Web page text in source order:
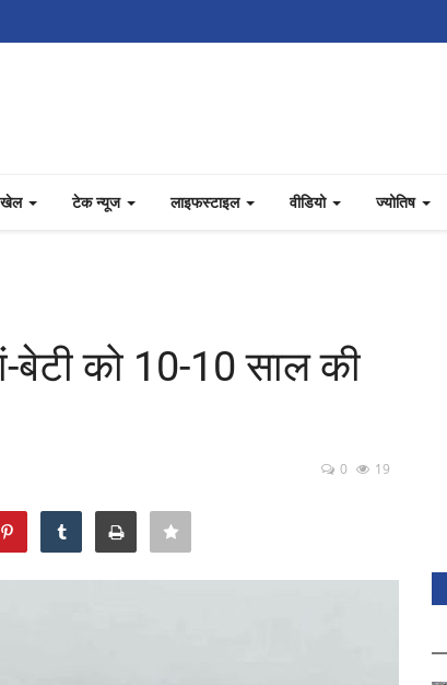
खेल टेक न्यूज लाइफस्टाइल वीडियो ज्योतिष
बेटी को 10-10 साल की
0 19